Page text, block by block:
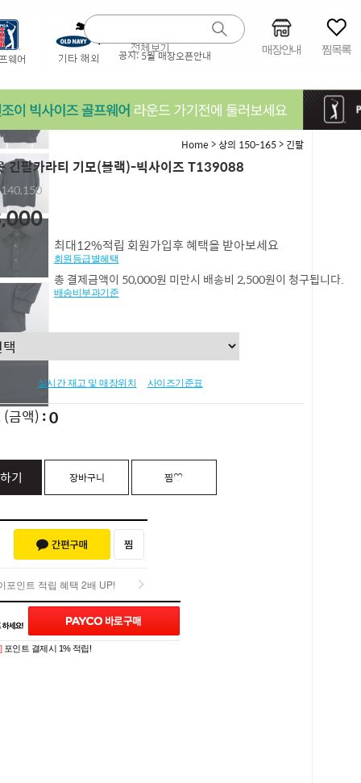
공지:5월 매장오픈안내 매장안내 찜목록
Home>상의 150-165> 긴팔
긴팔카라티 기모(블랙)-빅사이즈 T139088
최대12%적립 회원가입후 혜택을 받아보세요
회원등급별혜택
총 결제금액이 50,000원 미만시 배송비 2,500원이 청구됩니다.
배송비부과기준
실시간 재고 및 매장위치 사이즈기준표
(금액) 0
기 장바구니 찜♡
포인트 적립 혜택 2배 UP!
포인트 적립 혜택 2배 UP!
포인트 결제시 1% 적립!
(0)